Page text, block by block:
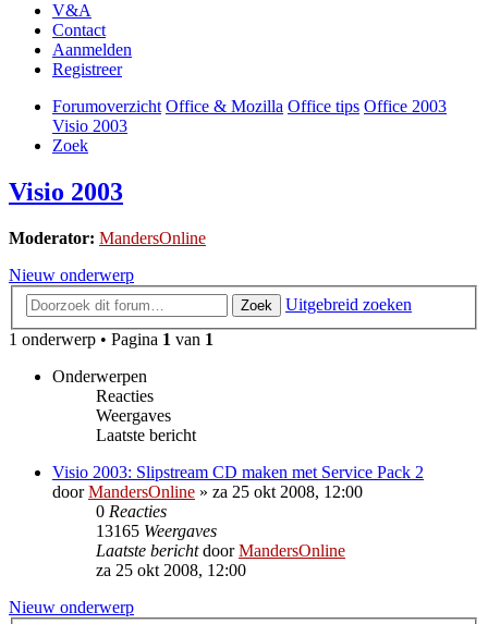
V&A
Contact
Aanmelden
Registreer
Forumoverzicht Office & Mozilla Office tips Office 2003
Visio 2003
Zoek
Visio 2003
Moderator: MandersOnline
Nieuw onderwerp
Zoek
Uitgebreid zoeken
1 onderwerp • Pagina 1 van 1
Onderwerpen
Reacties
Weergaves
Laatste bericht
Visio 2003: Slipstream CD maken met Service Pack 2
doorMandersOnline » za 25 okt 2008, 12:00
0 Reacties
13165 Weergaves
Laatste berichtdoorMandersOnline
za 25 okt 2008, 12:00
Nieuw onderwerp